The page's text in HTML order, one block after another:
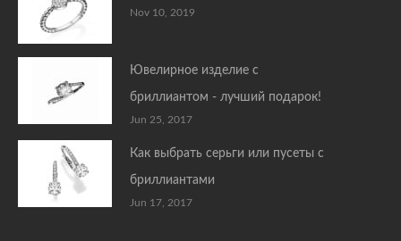
Nov 10, 2019
Ювелирное изделие с
бриллиантом - лучший подарок!
Jun 25, 2017
Как выбрать серьги или пусеты с
бриллиантами
Jun 17, 2017